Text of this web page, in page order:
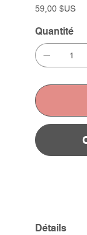
Prix
59,00 $US
Quantité
Détails